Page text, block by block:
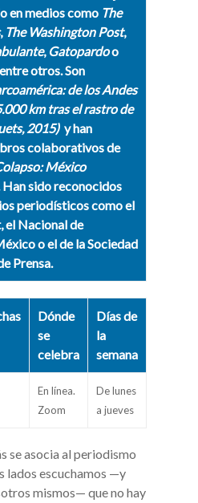
en medios como The
, The Washington Post,
, Gatopardoo
otros. Son
de los Andes
km tras el rastro de
2015)y han
colaborativos de
México
Han sido reconocidos
periodísticos como el
el Nacional de
o el de la Sociedad
Prensa.
Dónde
se
celebra
Días de
la
semana
En línea.
Zoom
De lunes
a jueves
se asocia al periodismo
lados escuchamos —y
mismos— que no hay